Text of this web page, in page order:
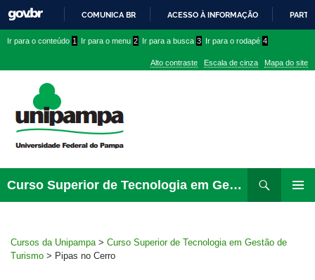
PARA
CONTEÚDO
COMUNICA BR ACESSO À INFORMAÇÃO
conteúdo
menu
superior
menu
Ir para o conteúdo 1 Ir para o menu 2 Ir para a busca 3 Ir para o rodapé 4
Alto contraste Escala de cinza Mapa do site
Curso Superior de Tecnologia em Gestão de Turismo
para
Cursos da Unipampa > Curso Superior de Tecnologia em Gestão de
Turismo > Pipas no Cerro